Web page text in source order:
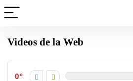
Videos de la Web
0